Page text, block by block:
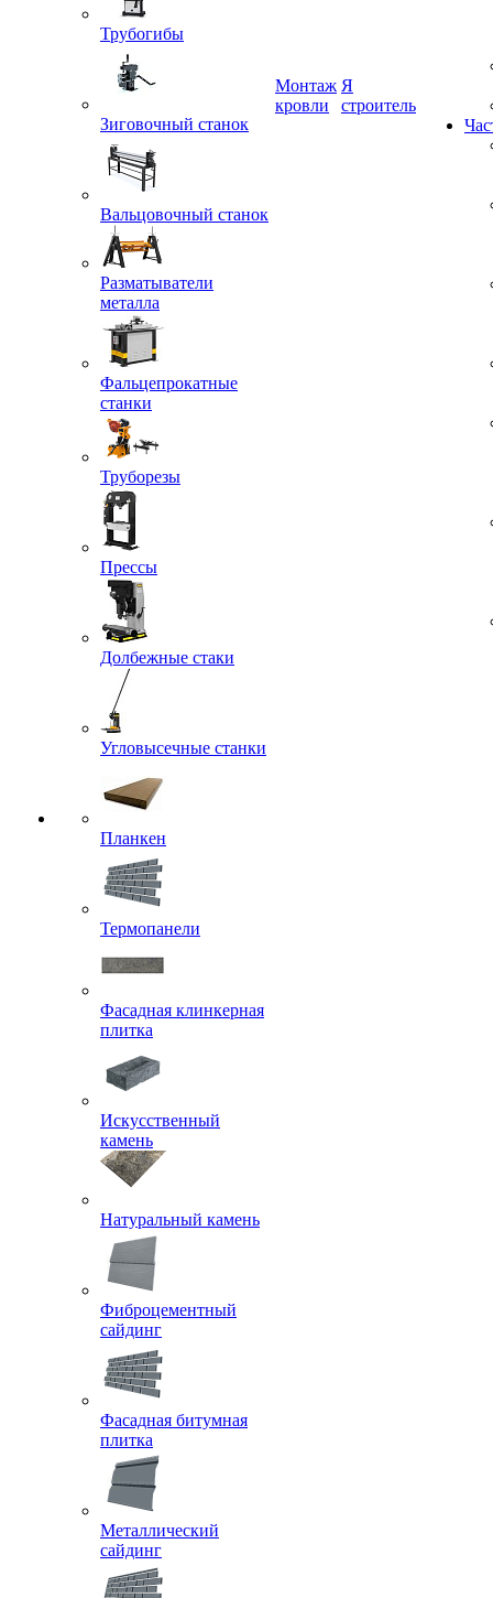
Трубогибы
Зиговочный станок
Вальцовочный станок
Разматыватели
металла
Фальцепрокатные
станки
Труборезы
Прессы
Долбежные стаки
Угловысечные станки
Планкен
Термопанели
Фасадная клинкерная
плитка
Искусственный
камень
Натуральный камень
Фиброцементный
сайдинг
Фасадная битумная
плитка
Металлический
сайдинг
Монтаж
Я